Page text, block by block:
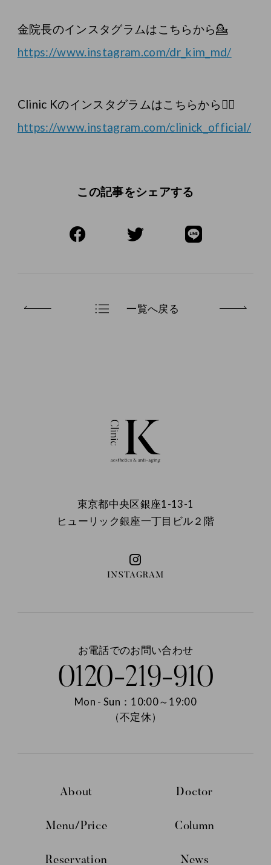
金院長のインスタグラムはこちらから💁
https://www.instagram.com/dr_kim_md/
Clinic Kのインスタグラムはこちらから💁‍♀️
https://www.instagram.com/clinick_official/
この記事をシェアする
一覧へ戻る
INSTAGRAM
東京都中央区銀座1-13-1
ヒューリック銀座一丁目ビル２階
お電話でのお問い合わせ
0120-219-910
Mon - Sun：10:00～19:00
（不定休）
About Doctor
Menu/Price Column
Reservation News